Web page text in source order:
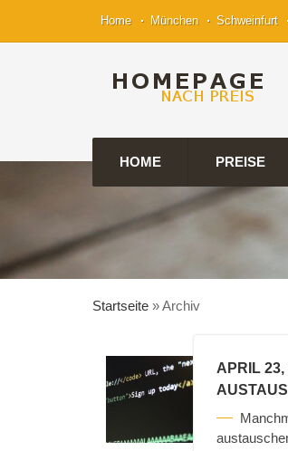
Home München Schweinfurt
HOME PREISE
Startseite »Archiv
APRIL 23,